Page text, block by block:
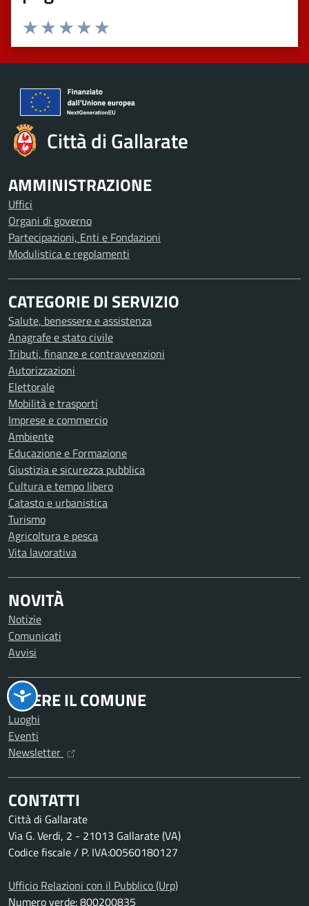
Valuta 5 stelle su 5
Valuta 4 stelle su 5
Valuta 3 stelle su 5
Valuta 2 stelle su 5
Valuta 1 stelle su 5
Città di Gallarate
AMMINISTRAZIONE
Uffici
Organi di governo
Partecipazioni, Enti e Fondazioni
Modulistica e regolamenti
CATEGORIE DI SERVIZIO
Salute, benessere e assistenza
Anagrafe e stato civile
Tributi, finanze e contravvenzioni
Autorizzazioni
Elettorale
Mobilità e trasporti
Imprese e commercio
Ambiente
Educazione e Formazione
Giustizia e sicurezza pubblica
Cultura e tempo libero
Catasto e urbanistica
Turismo
Agricoltura e pesca
Vita lavorativa
NOVITÀ
Notizie
Comunicati
Avvisi
VIVERE IL COMUNE
Luoghi
Eventi
Newsletter
CONTATTI
Città di Gallarate
Via G. Verdi, 2 - 21013 Gallarate (VA)
Codice fiscale / P. IVA:00560180127
Ufficio Relazioni con il Pubblico (Urp)
Numero verde: 800200835